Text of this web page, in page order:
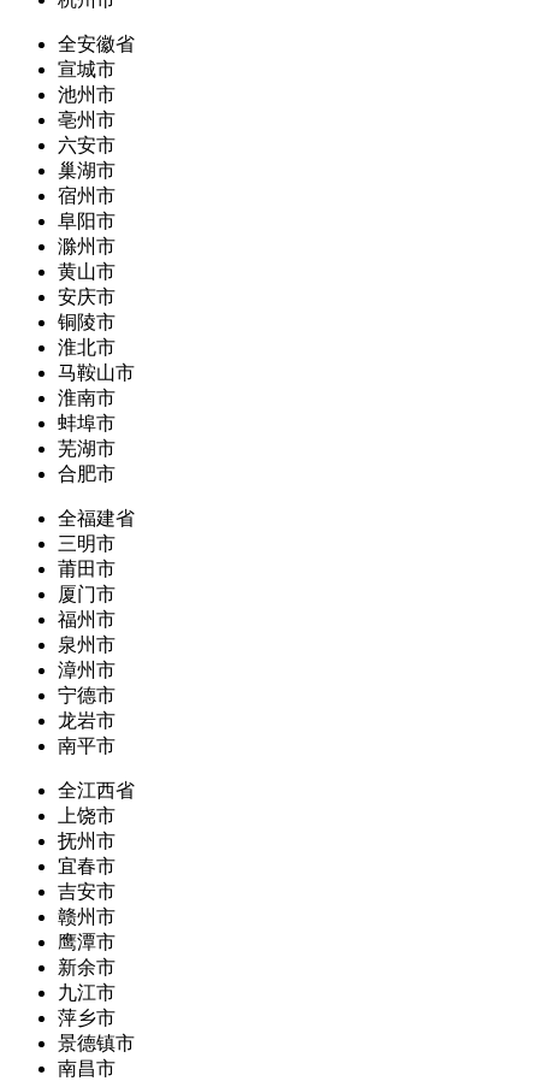
全安徽省
宣城市
池州市
亳州市
六安市
巢湖市
宿州市
阜阳市
滁州市
黄山市
安庆市
铜陵市
淮北市
马鞍山市
淮南市
蚌埠市
芜湖市
合肥市
全福建省
三明市
莆田市
厦门市
福州市
泉州市
漳州市
宁德市
龙岩市
南平市
全江西省
上饶市
抚州市
宜春市
吉安市
赣州市
鹰潭市
新余市
九江市
萍乡市
景德镇市
南昌市